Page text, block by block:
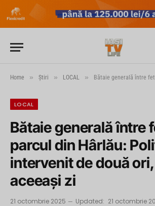
Home » Știri » LOCAL » Bătaie generală între fete în parcul din Hârlău:
LOCAL
Bătaie generală între
parcul din Hârlău:
intervenit de două
aceeași zi
21 octombrie 2025 Updated: 21 octombrie